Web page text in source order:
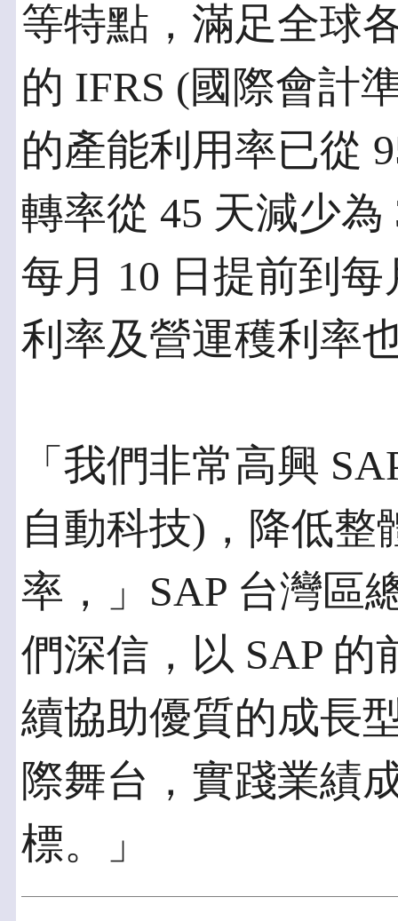
等特點，滿足全球
的 IFRS (國際會計
的產能利用率已從
轉率從 45 天減少
每月 10 日提前到
利率及營運穫利率
「我們非常高興
自動科技)，降低整
率，」SAP 台灣區
們深信，以 SAP
續協助優質的成長
際舞台，實踐業績
標。」